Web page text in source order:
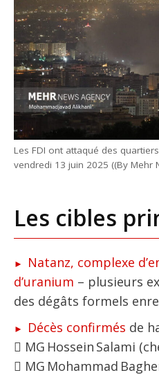
Les FDI ont attaqué des
vendredi 13 juin 2025 ((By Mehr
Les cibles
Natanz, complexe
d’uranium – plusieurs
des dégâts formels
Décès confirmés de
 MG Hossein Salami
 MG Mohammad